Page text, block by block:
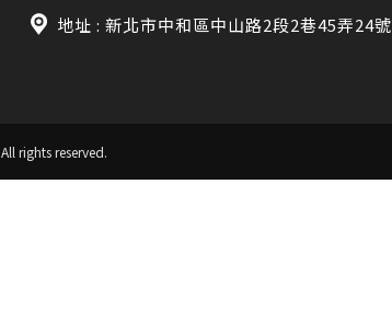
地址 : 新北市中和區中山路2段2巷45弄24號
All rights reserved.